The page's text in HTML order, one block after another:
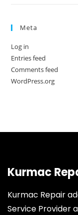
Meta
Log in
Entries feed
Comments feed
WordPress.org
Kurmac
Kurmac Repair
Service Provider